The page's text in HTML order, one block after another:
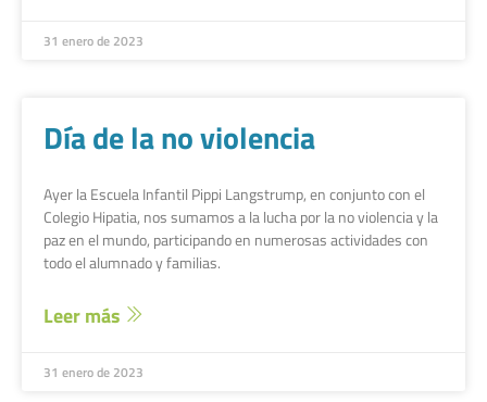
31 enero de 2023
Día de la no violencia
Ayer la Escuela Infantil Pippi Langstrump, en conjunto con el
Colegio Hipatia, nos sumamos a la lucha por la no violencia y la
paz en el mundo, participando en numerosas actividades con
todo el alumnado y familias.
Leer más
31 enero de 2023